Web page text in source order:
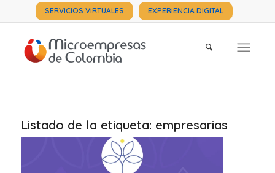
SERVICIOS VIRTUALES EXPERIENCIA DIGITAL
Listado de la etiqueta: empresarias